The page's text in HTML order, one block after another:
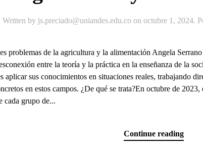
Written by js.preciado@uniandes.edu.co on octubre 1, 2024.
problemas de la agricultura y la alimentación Angela
entre la teoría y la práctica en la enseñanza de la
aplicar sus conocimientos en situaciones reales, trabajando
en estos campos. ¿De qué se trata?En octubre de
cada grupo de...
Continue reading